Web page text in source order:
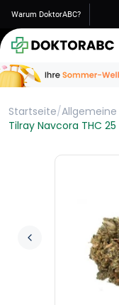
Warum DoktorABC?
Startseite/Allgemeine
Tilray Navcora THC